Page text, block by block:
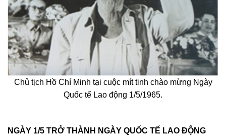
Chủ tịch Hồ Chí Minh tại cuộc mít tinh chào mừng Ngày
Quốc tế Lao động 1/5/1965.
NGÀY 1/5 TRỞ THÀNH NGÀY QUỐC TẾ LAO ĐỘNG